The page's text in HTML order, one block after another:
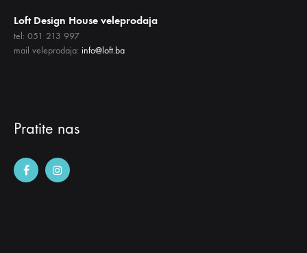
Loft Design House veleprodaja
tel: 051 213 997
mail veleprodaja: info@loft.ba
Pratite nas